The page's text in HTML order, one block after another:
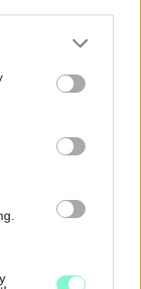
or more Google
You may click to
party tags to
in below Google